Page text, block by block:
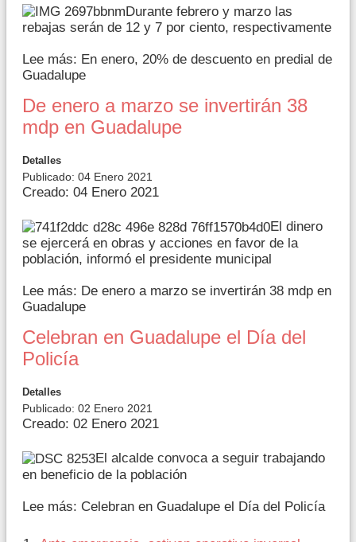
Durante febrero y marzo las
rebajas serán de 12 y 7 por ciento, respectivamente
Lee más: En enero, 20% de descuento en predial de
Guadalupe
De enero a marzo se invertirán 38
mdp en Guadalupe
Detalles
Publicado: 04 Enero 2021
Creado: 04 Enero 2021
El dinero
se ejercerá en obras y acciones en favor de la
población, informó el presidente municipal
Lee más: De enero a marzo se invertirán 38 mdp en
Guadalupe
Celebran en Guadalupe el Día del
Policía
Detalles
Publicado: 02 Enero 2021
Creado: 02 Enero 2021
El alcalde convoca a seguir trabajando
en beneficio de la población
Lee más: Celebran en Guadalupe el Día del Policía